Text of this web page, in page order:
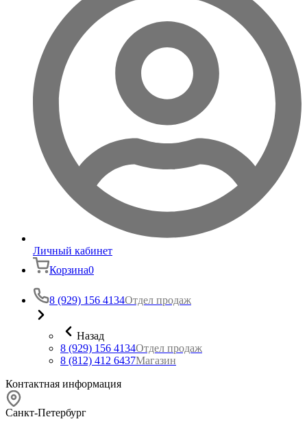
Личный кабинет
Корзина0
8 (929) 156 4134Отдел продаж
Назад
8 (929) 156 4134Отдел продаж
8 (812) 412 6437Магазин
Контактная информация
Санкт-Петербург